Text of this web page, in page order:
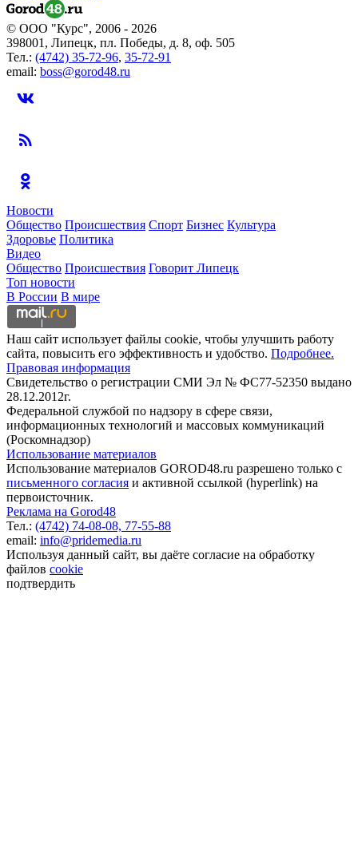
© ООО "Курс", 2006 - 2026
398001, Липецк, пл. Победы, д. 8, оф. 505
Тел.: (4742) 35-72-96, 35-72-91
email: boss@gorod48.ru
Новости
Общество Происшествия Спорт Бизнес Культура
Здоровье Политика
Видео
Общество Происшествия Говорит Липецк
Топ новости
В России В мире
Наш сайт использует файлы cookie, чтобы улучшить работу
сайта, повысить его эффективность и удобство. Подробнее.
Правовая информация
Свидетельство о регистрации СМИ Эл № ФС77-52350 выдано
28.12.2012г.
Федеральной службой по надзору в сфере связи,
информационных технологий и массовых коммуникаций
(Роскомнадзор)
Использование материалов
Использование материалов GOROD48.ru разрешено только с
письменного согласия и активной ссылкой (hyperlink) на
первоисточник.
Реклама на Gorod48
Тел.: (4742) 74-08-08, 77-55-88
email: info@pridemedia.ru
Используя данный сайт, вы даёте согласие на обработку
файлов cookie
подтвердить